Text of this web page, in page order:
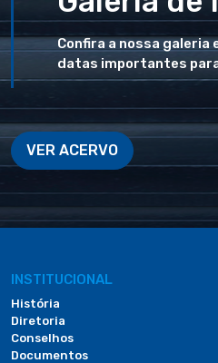
Confira a nossa galeria
datas importantes para
VER ACERVO
INSTITUCIONAL
História
Diretoria
Conselhos
Documentos